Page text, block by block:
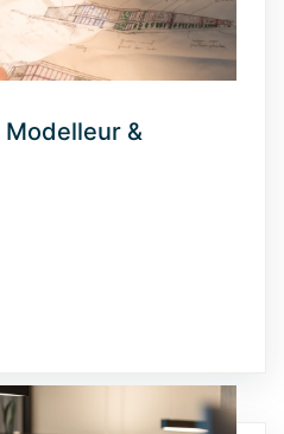
Modelleur &